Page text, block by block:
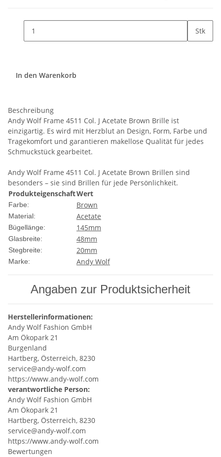
Stk
In den Warenkorb
Beschreibung
Andy Wolf Frame 4511 Col. J Acetate Brown Brille ist
einzigartig. Es wird mit Herzblut an Design, Form, Farbe und
Tragekomfort und garantieren makellose Qualität für jedes
Schmuckstück gearbeitet.
Andy Wolf Frame 4511 Col. J Acetate Brown Brillen sind
besonders – sie sind Brillen für jede Persönlichkeit.
ProdukteigenschaftWert
Farbe: Brown
Material: Acetate
Bügellänge: 145mm
Glasbreite: 48mm
Stegbreite: 20mm
Marke: Andy Wolf
Angaben zur Produktsicherheit
Herstellerinformationen:
Andy Wolf Fashion GmbH
Am Ökopark 21
Burgenland
Hartberg, Österreich, 8230
service@andy-wolf.com
https://www.andy-wolf.com
verantwortliche Person:
Andy Wolf Fashion GmbH
Am Ökopark 21
Hartberg, Österreich, 8230
service@andy-wolf.com
https://www.andy-wolf.com
Bewertungen